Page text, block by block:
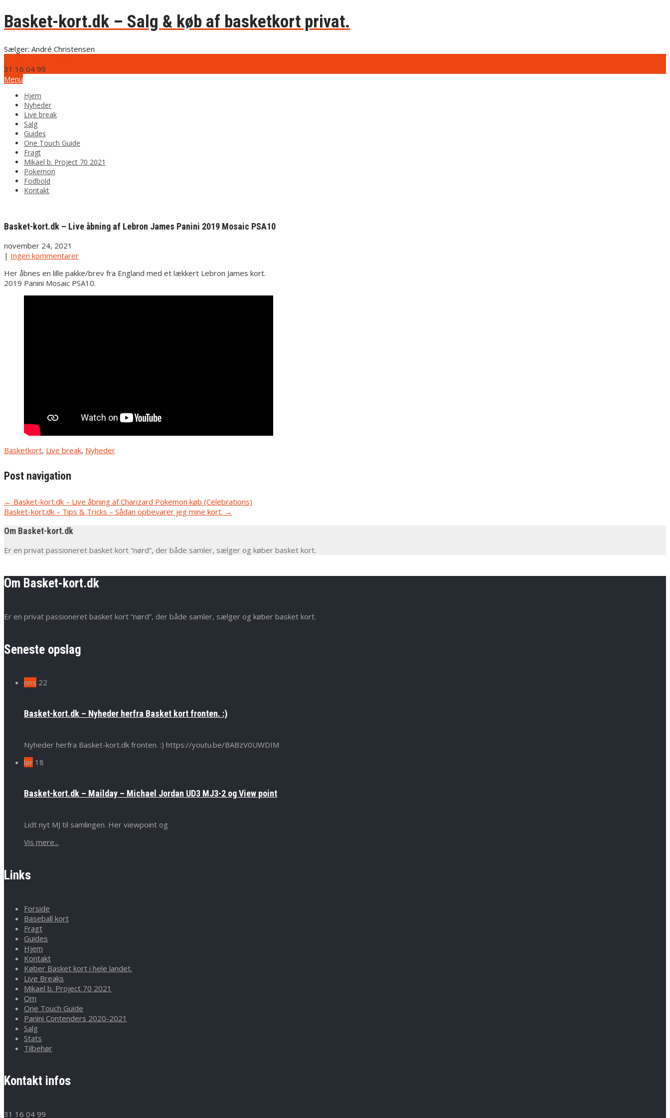
Basket-kort.dk – Salg & køb af basketkort privat.
Sælger: André Christensen
31 16 04 99
Menu
Hjem
Nyheder
Live break
Salg
Guides
One Touch Guide
Fragt
Mikael b. Project 70 2021
Pokemon
Fodbold
Kontakt
Basket-kort.dk – Live åbning af Lebron James Panini 2019 Mosaic PSA10
november 24, 2021
| Ingen kommentarer
Her åbnes en lille pakke/brev fra England med et lækkert Lebron James kort.
2019 Panini Mosaic PSA10.
Basketkort, Live break, Nyheder
Post navigation
← Basket-kort.dk – Live åbning af Charizard Pokemon køb (Celebrations)
Basket-kort.dk – Tips & Tricks – Sådan opbevarer jeg mine kort. →
Om Basket-kort.dk
Er en privat passioneret basket kort “nørd”, der både samler, sælger og køber basket kort.
Om Basket-kort.dk
Er en privat passioneret basket kort “nørd”, der både samler, sælger og køber basket kort.
Seneste opslag
ons 22
Basket-kort.dk – Nyheder herfra Basket kort fronten. :)
Nyheder herfra Basket-kort.dk fronten. :) https://youtu.be/BABzV0UWDIM
lør 18
Basket-kort.dk – Mailday – Michael Jordan UD3 MJ3-2 og View point
Lidt nyt MJ til samlingen. Her viewpoint og
Vis mere...
Links
Forside
Baseball kort
Fragt
Guides
Hjem
Kontakt
Køber Basket kort i hele landet.
Live Breaks
Mikael b. Project 70 2021
Om
One Touch Guide
Panini Contenders 2020-2021
Salg
Stats
Tilbehør
Kontakt infos
31 16 04 99